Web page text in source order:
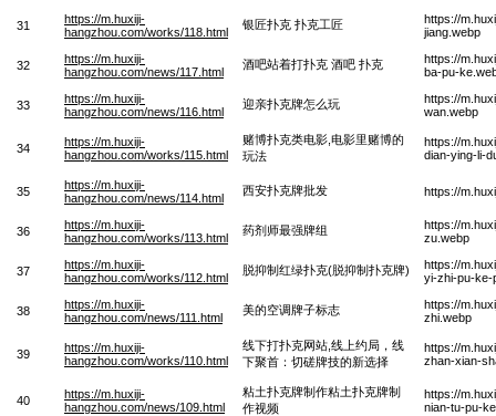
31
https://m.huxiji-
hangzhou.com/works/118.html
银匠扑克 扑克工匠
https://
jiang.webp
32
https://m.huxiji-
hangzhou.com/news/117.html
酒吧站着打扑克 酒吧 扑克
https://
ba-pu-
33
https://m.huxiji-
hangzhou.com/news/116.html
迎亲扑克牌怎么玩
https://
wan.webp
34
https://m.huxiji-
hangzhou.com/works/115.html
赌博扑克类电影,电影里赌博的
玩法
https://
dian-ying-li-
35
https://m.huxiji-
hangzhou.com/news/114.html
西安扑克牌批发 https://
36
https://m.huxiji-
hangzhou.com/works/113.html
药剂师最强牌组
https://
zu.webp
37
https://m.huxiji-
hangzhou.com/works/112.html
脱抑制红绿扑克(脱抑制扑克牌)
https://
yi-zhi-pu-ke-
38
https://m.huxiji-
hangzhou.com/news/111.html
美的空调牌子标志
https://
zhi.webp
39
https://m.huxiji-
hangzhou.com/works/110.html
线下打扑克网站,线上约局，线
下聚首：切磋牌技的新选择
https://
zhan-xian-
40
https://m.huxiji-
hangzhou.com/news/109.html
粘土扑克牌制作粘土扑克牌制
作视频
https://
nian-tu-pu-